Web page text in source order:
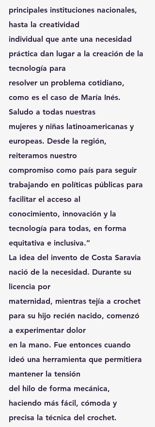
principales instituciones nacionales,
hasta la creatividad
individual que ante una necesidad
práctica dan lugar a la creación de la
tecnología para
resolver un problema cotidiano,
como es el caso de María Inés.
Saludo a todas nuestras
mujeres y niñas latinoamericanas y
europeas. Desde la región,
reiteramos nuestro
compromiso como país para seguir
trabajando en políticas públicas para
facilitar el acceso al
conocimiento, innovación y la
tecnología para todas, en forma
equitativa e inclusiva.”
La idea del invento de Costa Saravia
nació de la necesidad. Durante su
licencia por
maternidad, mientras tejía a crochet
para su hijo recién nacido, comenzó
a experimentar dolor
en la mano. Fue entonces cuando
ideó una herramienta que permitiera
mantener la tensión
del hilo de forma mecánica,
haciendo más fácil, cómoda y
precisa la técnica del crochet.